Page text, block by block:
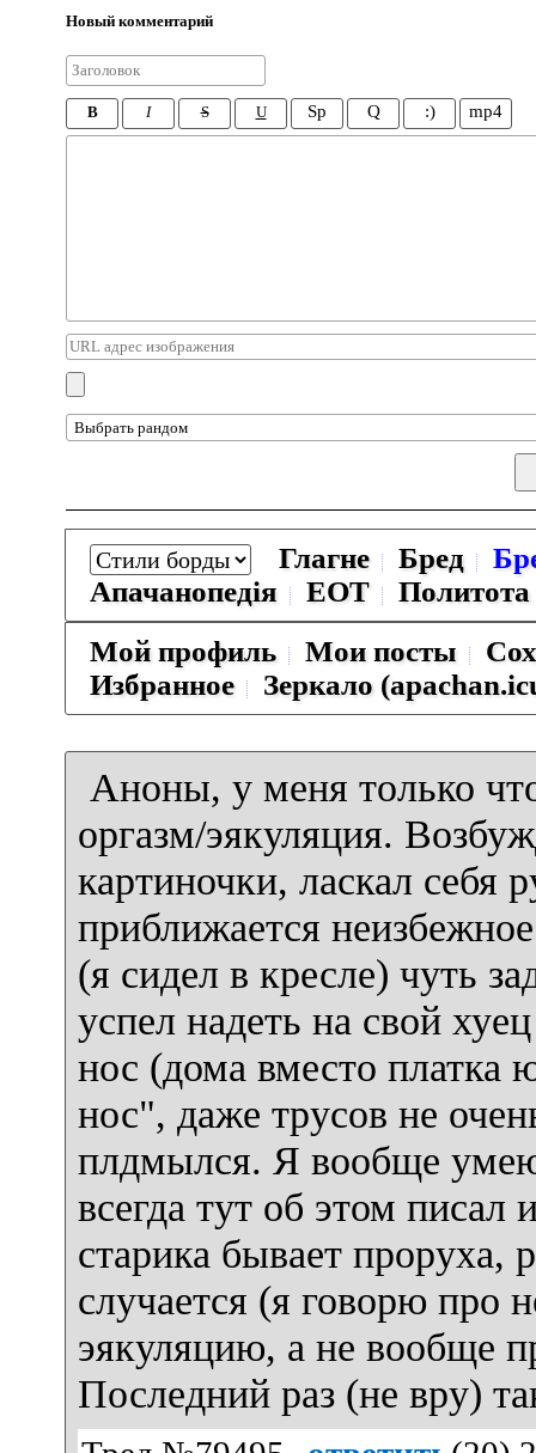
Новый комментарий
B I S U Sp Q :) mp4
Глагне Бред
Апачанопедiя
ЕОТ
Политота
Мой профиль
Мои посты
Избранное
Зеркало
Аноны, у меня только
оргазм/эякуляция.
картиночки, ласкал себя
приближается
(я сидел в кресле) чуть
успел надеть на свой
нос (дома вместо платка
нос", даже трусов не
плдмылся. Я вообще
всегда тут об этом
старика бывает проруха,
случается (я говорю про
эякуляцию, а не вообще
Последний раз (не вру)